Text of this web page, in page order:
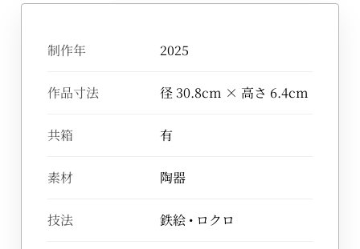
制作年 2025
作品寸法 径 30.8cm × 高さ 6.4cm
共箱 有
素材 陶器
技法 鉄絵 • ロクロ